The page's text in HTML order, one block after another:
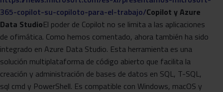
365-copilot-su-copiloto-para-el-trabajo/Copilot y Azure
Data StudioEl poder de Copilot no se limita a las aplicaciones
de ofimática. Como hemos comentado, ahora también ha sido
integrado en Azure Data Studio. Esta herramienta es una
solución multiplataforma de código abierto que facilita la
creación y administración de bases de datos en SQL, T-SQL,
sql cmd y PowerShell. Es compatible con Windows, macOS y